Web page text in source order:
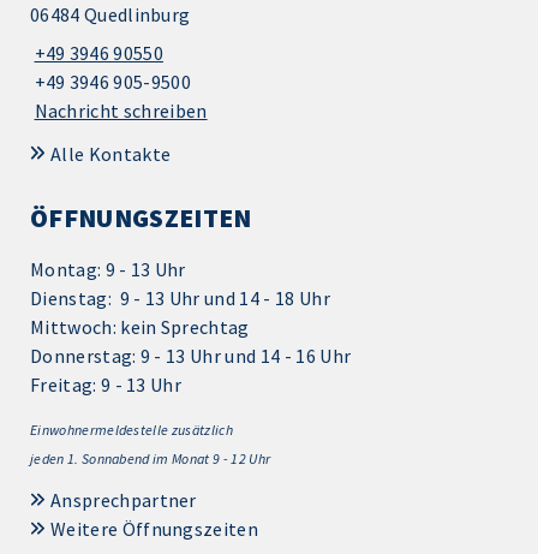
06484 Quedlinburg
+49 3946 90550
+49 3946 905-9500
Nachricht schreiben
Alle Kontakte
ÖFFNUNGSZEITEN
Montag: 9 - 13 Uhr
Dienstag: 9 - 13 Uhr und 14 - 18 Uhr
Mittwoch: kein Sprechtag
Donnerstag: 9 - 13 Uhr und 14 - 16 Uhr
Freitag: 9 - 13 Uhr
Einwohnermeldestelle zusätzlich
jeden 1. Sonnabend im Monat 9 - 12 Uhr
Ansprechpartner
Weitere Öffnungszeiten